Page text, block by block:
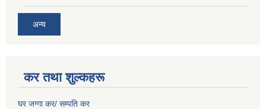
अन्य
कर तथा शुल्कहरू
घर जग्गा कर/ सम्पति कर